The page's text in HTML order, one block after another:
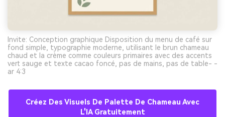
Invite: Conception graphique Disposition du menu de café sur
fond simple, typographie moderne, utilisant le brun chameau
chaud et la crème comme couleurs primaires avec des accents
vert sauge et texte cacao foncé, pas de mains, pas de table- -
ar 4:3
Créez Des Visuels De Palette De Chameau Avec
L'IA Gratuitement